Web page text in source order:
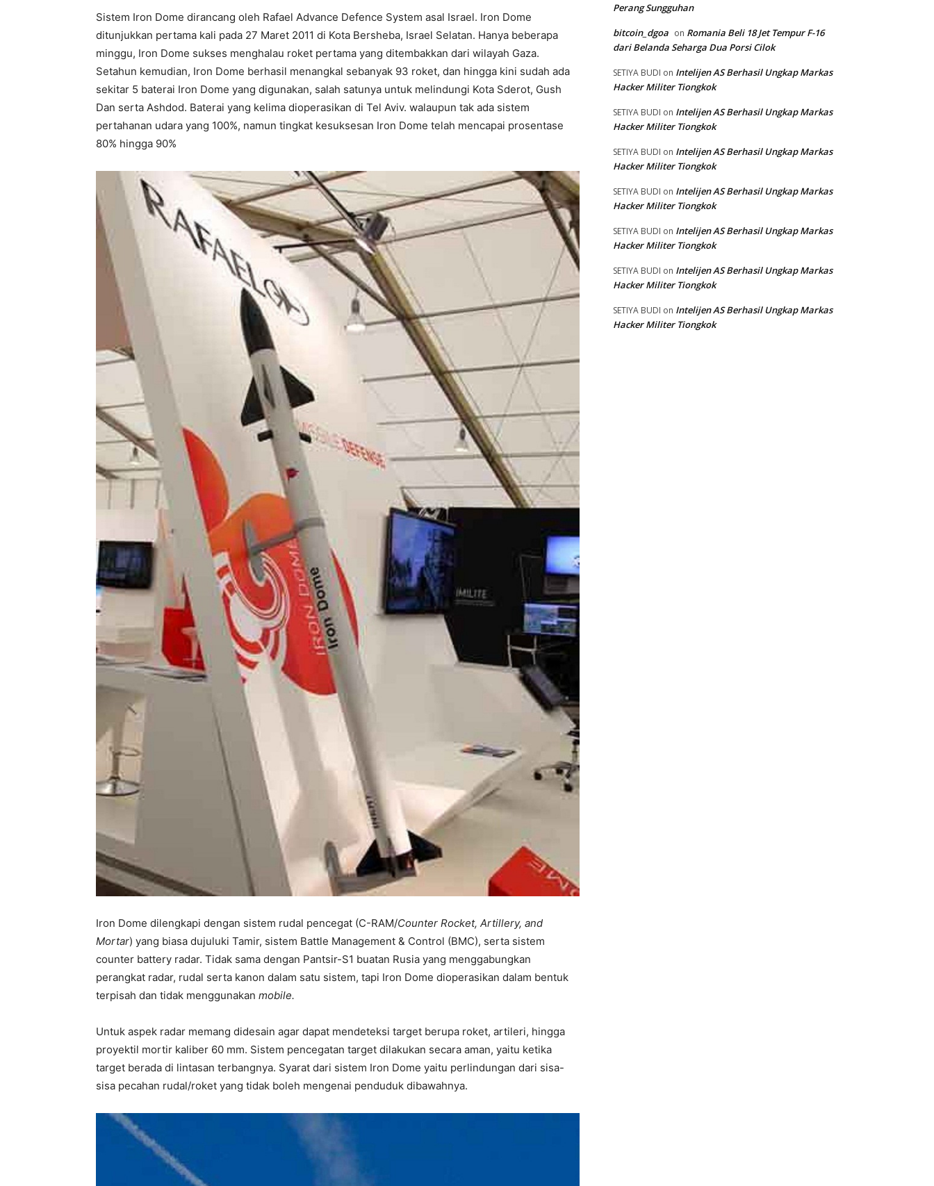
Sistem Iron Dome dirancang oleh Rafael Advance Defence System asal Israel. Iron Dome
ditunjukkan pertama kali pada 27 Maret 2011 di Kota Bersheba, Israel Selatan. Hanya beberapa
minggu, Iron Dome sukses menghalau roket pertama yang ditembakkan dari wilayah Gaza.
Setahun kemudian, Iron Dome berhasil menangkal sebanyak 93 roket, dan hingga kini sudah ada
sekitar 5 baterai Iron Dome yang digunakan, salah satunya untuk melindungi Kota Sderot, Gush
Dan serta Ashdod. Baterai yang kelima dioperasikan di Tel Aviv. walaupun tak ada sistem
pertahanan udara yang 100%, namun tingkat kesuksesan Iron Dome telah mencapai prosentase
80% hingga 90%
Iron Dome dilengkapi dengan sistem rudal pencegat (C-RAM/Counter Rocket, Artillery, and
Mortar) yang biasa dujuluki Tamir, sistem Battle Management & Control (BMC), serta sistem
counter battery radar. Tidak sama dengan Pantsir-S1 buatan Rusia yang menggabungkan
perangkat radar, rudal serta kanon dalam satu sistem, tapi Iron Dome dioperasikan dalam bentuk
terpisah dan tidak menggunakan mobile.
Untuk aspek radar memang didesain agar dapat mendeteksi target berupa roket, artileri, hingga
proyektil mortir kaliber 60 mm. Sistem pencegatan target dilakukan secara aman, yaitu ketika
target berada di lintasan terbangnya. Syarat dari sistem Iron Dome yaitu perlindungan dari sisa-
sisa pecahan rudal/roket yang tidak boleh mengenai penduduk dibawahnya.
Perang Sungguhan
bitcoin_dgoa on Romania Beli 18 Jet Tempur F-16
dari Belanda Seharga Dua Porsi Cilok
SETIYA BUDI on Intelijen AS Berhasil Ungkap Markas
Hacker Militer Tiongkok
SETIYA BUDI on Intelijen AS Berhasil Ungkap Markas
Hacker Militer Tiongkok
SETIYA BUDI on Intelijen AS Berhasil Ungkap Markas
Hacker Militer Tiongkok
SETIYA BUDI on Intelijen AS Berhasil Ungkap Markas
Hacker Militer Tiongkok
SETIYA BUDI on Intelijen AS Berhasil Ungkap Markas
Hacker Militer Tiongkok
SETIYA BUDI on Intelijen AS Berhasil Ungkap Markas
Hacker Militer Tiongkok
SETIYA BUDI on Intelijen AS Berhasil Ungkap Markas
Hacker Militer Tiongkok